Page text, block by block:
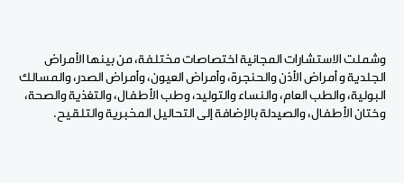
وشملت الاستشارات المجانية اختصاصات مختلفة، من بينها الأمراض
الجلدية و أمراض الأذن والحنجرة، وأمراض العيون، وأمراض الصدر، والمسالك
البولية، والطب العام، والنساء والتوليد، وطب الأطفال، والتغذية والصحة،
وختان الأطفال، والصيدلة بالإضافة إلى التحاليل المخبرية والتلقيح.